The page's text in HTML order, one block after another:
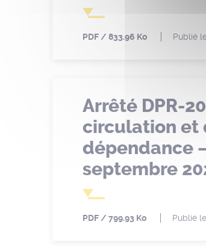
PDF 833.96 Ko Publié
Arrêté DPR-
circulation et
dépendance
septembre
PDF 799.93 Ko Publié le